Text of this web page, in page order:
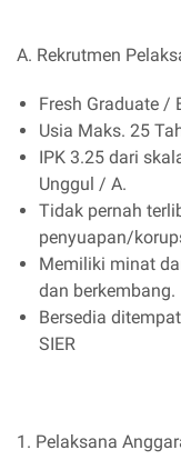
A. Rekrutmen
Fresh Graduate /
Usia Maks. 25
IPK 3.25 dari
Unggul / A.
Tidak pernah
penyuapan/
Memiliki minat
dan berkembang.
Bersedia
SIER
1. Pelaksana